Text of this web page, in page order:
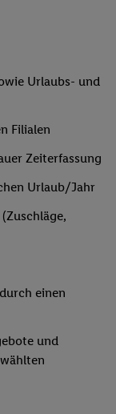
Urlaubs- und
Filialen
Zeiterfassung
Urlaub/Jahr
einen
und